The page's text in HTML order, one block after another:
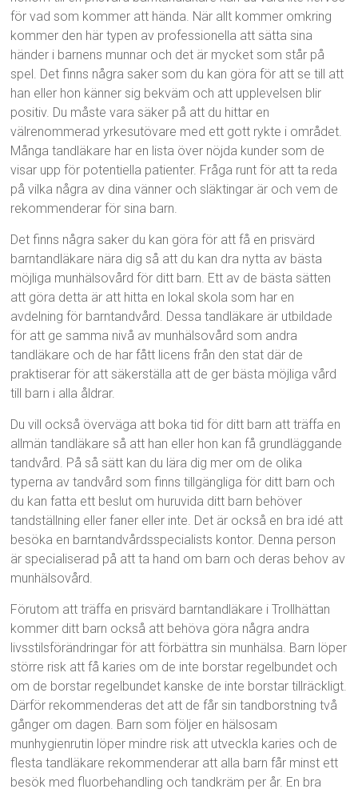
för vad som kommer att hända. När allt kommer omkring
kommer den här typen av professionella att sätta sina
händer i barnens munnar och det är mycket som står på
spel. Det finns några saker som du kan göra för att se till att
han eller hon känner sig bekväm och att upplevelsen blir
positiv. Du måste vara säker på att du hittar en
välrenommerad yrkesutövare med ett gott rykte i området.
Många tandläkare har en lista över nöjda kunder som de
visar upp för potentiella patienter. Fråga runt för att ta reda
på vilka några av dina vänner och släktingar är och vem de
rekommenderar för sina barn.
Det finns några saker du kan göra för att få en prisvärd
barntandläkare nära dig så att du kan dra nytta av bästa
möjliga munhälsovård för ditt barn. Ett av de bästa sätten
att göra detta är att hitta en lokal skola som har en
avdelning för barntandvård. Dessa tandläkare är utbildade
för att ge samma nivå av munhälsovård som andra
tandläkare och de har fått licens från den stat där de
praktiserar för att säkerställa att de ger bästa möjliga vård
till barn i alla åldrar.
Du vill också överväga att boka tid för ditt barn att träffa en
allmän tandläkare så att han eller hon kan få grundläggande
tandvård. På så sätt kan du lära dig mer om de olika
typerna av tandvård som finns tillgängliga för ditt barn och
du kan fatta ett beslut om huruvida ditt barn behöver
tandställning eller faner eller inte. Det är också en bra idé att
besöka en barntandvårdsspecialists kontor. Denna person
är specialiserad på att ta hand om barn och deras behov av
munhälsovård.
Förutom att träffa en prisvärd barntandläkare i Trollhättan
kommer ditt barn också att behöva göra några andra
livsstilsförändringar för att förbättra sin munhälsa. Barn löper
större risk att få karies om de inte borstar regelbundet och
om de borstar regelbundet kanske de inte borstar tillräckligt.
Därför rekommenderas det att de får sin tandborstning två
gånger om dagen. Barn som följer en hälsosam
munhygienrutin löper mindre risk att utveckla karies och de
flesta tandläkare rekommenderar att alla barn får minst ett
besök med fluorbehandling och tandkräm per år. En bra